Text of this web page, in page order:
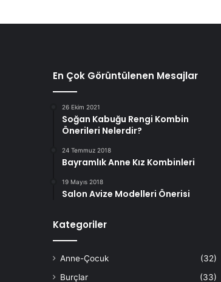
En Çok Görüntülenen Mesajlar
26 Ekim 2021
Soğan Kabuğu Rengi Kombin
Önerileri Nelerdir?
24 Temmuz 2018
Bayramlık Anne Kız Kombinleri
19 Mayıs 2018
Salon Avize Modelleri Önerisi
Kategoriler
Anne-Çocuk
(32)
Burçlar
(33)